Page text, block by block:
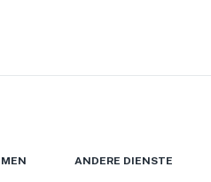
ANDERE DIENSTE